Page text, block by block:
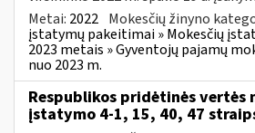
Metai: 2022 Mokesčių žinyno
įstatymų pakeitimai » Mokesčių
2023 metais » Gyventojų pajamų
nuo 2023 m.
Respublikos pridėtinės vertės
įstatymo 4-1, 15, 40, 47